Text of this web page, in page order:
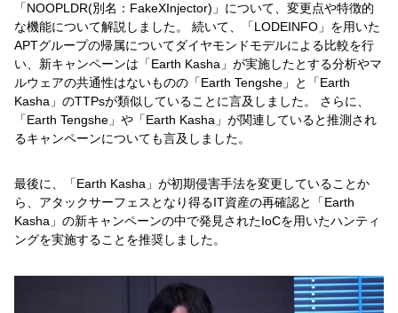
「NOOPLDR(別名：FakeXInjector)」について、変更点や特徴的
な機能について解説しました。 続いて、「LODEINFO」を用いた
APTグループの帰属についてダイヤモンドモデルによる比較を行
い、新キャンペーンは「Earth Kasha」が実施したとする分析やマ
ルウェアの共通性はないものの「Earth Tengshe」と「Earth
Kasha」のTTPsが類似していることに言及しました。 さらに、
「Earth Tengshe」や「Earth Kasha」が関連していると推測され
るキャンペーンについても言及しました。
最後に、「Earth Kasha」が初期侵害手法を変更していることか
ら、アタックサーフェスとなり得るIT資産の再確認と「Earth
Kasha」の新キャンペーンの中で発見されたIoCを用いたハンティ
ングを実施することを推奨しました。